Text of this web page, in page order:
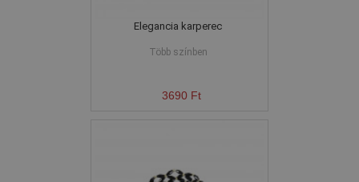
Elegancia karperec
Több színben
3690 Ft